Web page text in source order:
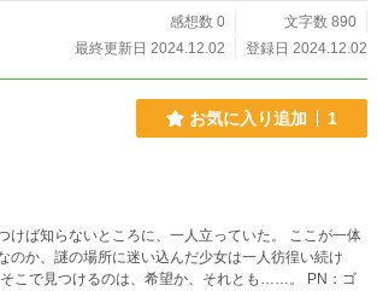
感想数 0
文字数 890
最終更新日 2024.12.02
登録日 2024.12.02
お気に入り追加 1
けば知らないところに、一人立っていた。 ここが一体
のか、謎の場所に迷い込んだ少女は一人彷徨い続け